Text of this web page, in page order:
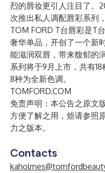
烈的唇妆更引人注目了。
次推出私人调配唇彩系列
TOM FORD T台唇彩是T
奢华单品，开创了一个新
能滋润双唇，带来馥郁的
系列将于9月上市，共有18
8种为全新色调。
TOMFORD.COM
免责声明：本公告之原文
方便了解之用，烦请参照
力之版本。
Contacts